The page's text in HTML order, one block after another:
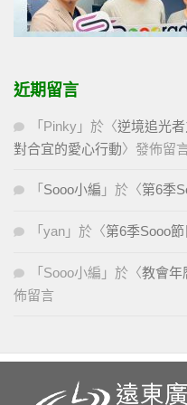
近期留言
「 Pinky 」於〈逆境追光
對合宜的愛心行動〉發佈留
「 Sooo小編 」於〈第6季
「 yan 」於〈第6季Sooo
「 Sooo小編 」於〈教會年
佈留言